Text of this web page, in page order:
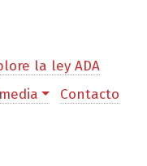
la ley ADA
Contacto